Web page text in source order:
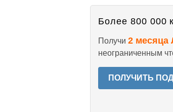
Более 800 000
Получи 2 месяца
неограниченным
ПОЛУЧИТЬ